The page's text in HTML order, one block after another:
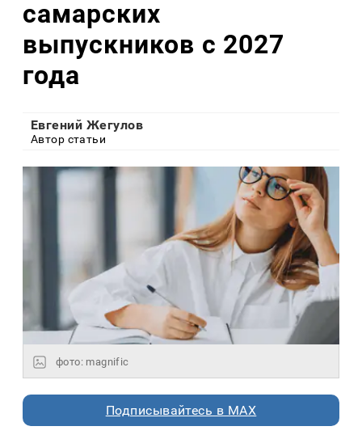
самарских
выпускников с 2027
года
Евгений Жегулов
Автор статьи
фото: magnific
Подписывайтесь в MAX